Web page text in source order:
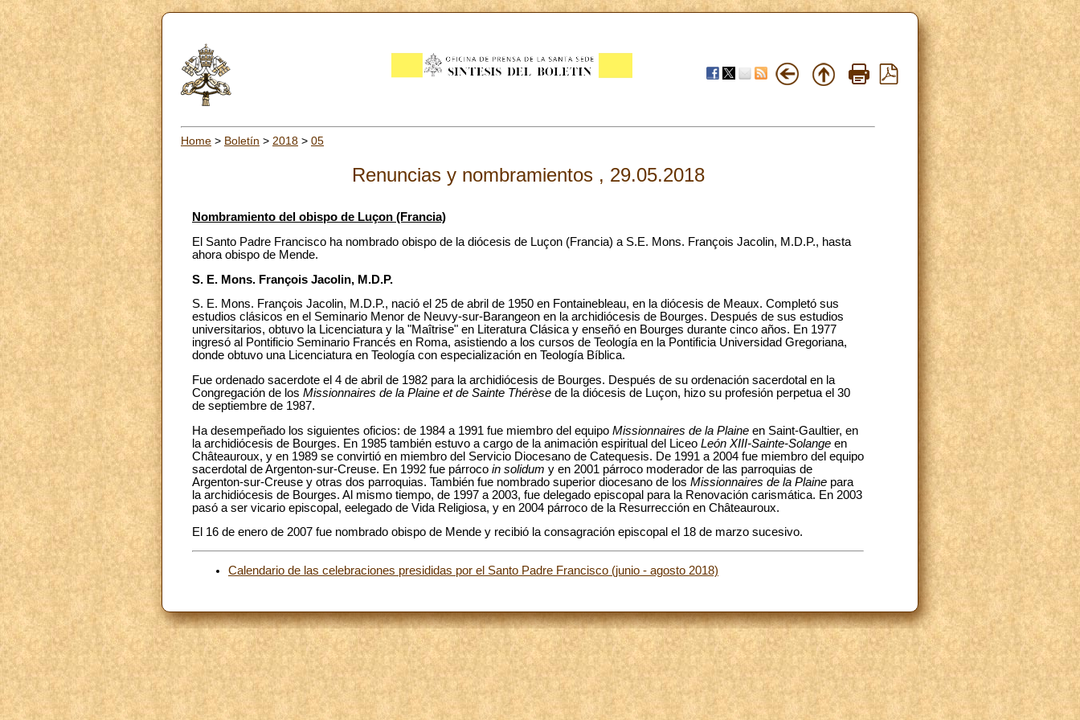
Home > Boletín > 2018 > 05
Renuncias y nombramientos , 29.05.2018
Nombramiento del obispo de Luçon (Francia)
El Santo Padre Francisco ha nombrado obispo de la diócesis de Luçon (Francia) a S.E. Mons. François Jacolin, M.D.P., hasta
ahora obispo de Mende.
S. E. Mons. François Jacolin, M.D.P.
S. E. Mons. François Jacolin, M.D.P., nació el 25 de abril de 1950 en Fontainebleau, en la diócesis de Meaux. Completó sus
estudios clásicos en el Seminario Menor de Neuvy-sur-Barangeon en la archidiócesis de Bourges. Después de sus estudios
universitarios, obtuvo la Licenciatura y la "Maîtrise" en Literatura Clásica y enseñó en Bourges durante cinco años. En 1977
ingresó al Pontificio Seminario Francés en Roma, asistiendo a los cursos de Teología en la Pontificia Universidad Gregoriana,
donde obtuvo una Licenciatura en Teología con especialización en Teología Bíblica.
Fue ordenado sacerdote el 4 de abril de 1982 para la archidiócesis de Bourges. Después de su ordenación sacerdotal en la
Congregación de los Missionnaires de la Plaine et de Sainte Thérèse de la diócesis de Luçon, hizo su profesión perpetua el 30
de septiembre de 1987.
Ha desempeñado los siguientes oficios: de 1984 a 1991 fue miembro del equipo Missionnaires de la Plaine en Saint-Gaultier, en
la archidiócesis de Bourges. En 1985 también estuvo a cargo de la animación espiritual del Liceo León XIII-Sainte-Solange en
Châteauroux, y en 1989 se convirtió en miembro del Servicio Diocesano de Catequesis. De 1991 a 2004 fue miembro del equipo
sacerdotal de Argenton-sur-Creuse. En 1992 fue párroco in solidum y en 2001 párroco moderador de las parroquias de
Argenton-sur-Creuse y otras dos parroquias. También fue nombrado superior diocesano de los Missionnaires de la Plaine para
la archidiócesis de Bourges. Al mismo tiempo, de 1997 a 2003, fue delegado episcopal para la Renovación carismática. En 2003
pasó a ser vicario episcopal, eelegado de Vida Religiosa, y en 2004 párroco de la Resurrección en Châteauroux.
El 16 de enero de 2007 fue nombrado obispo de Mende y recibió la consagración episcopal el 18 de marzo sucesivo.
Calendario de las celebraciones presididas por el Santo Padre Francisco (junio - agosto 2018)